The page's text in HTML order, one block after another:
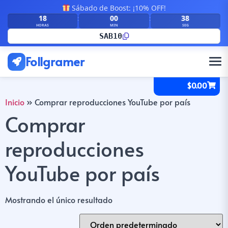
Sábado de Boost: ¡10% OFF!
18
HORAS
: 00
MIN
: 38
SEG
SAB10
Follgramer
$0.00
Inicio » Comprar reproducciones YouTube por país
Comprar
reproducciones
YouTube por país
Mostrando el único resultado